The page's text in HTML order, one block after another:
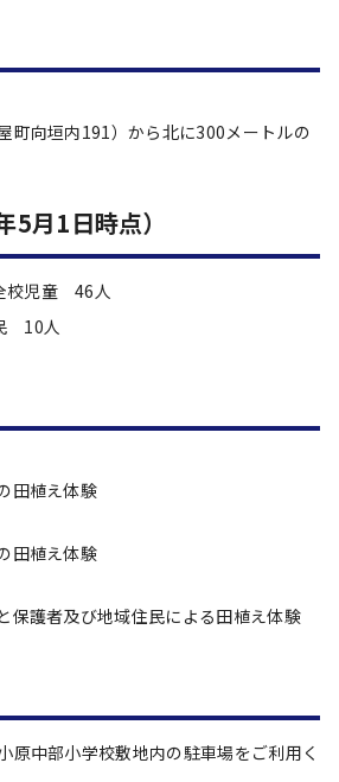
町向垣内191）から北に300メートルの
月1日時点）
校児童 46人
10人
田植え体験
田植え体験
保護者及び地域住民による田植え体験
原中部小学校敷地内の駐車場をご利用く